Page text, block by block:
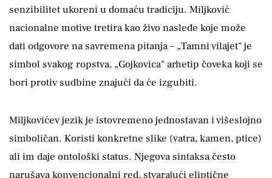
senzibilitet ukoreni u domaću tradiciju. Miljković
nacionalne motive tretira kao živo nasleđe koje može
dati odgovore na savremena pitanja – „Tamni vilajet" je
simbol svakog ropstva, „Gojkovica" arhetip čoveka koji se
bori protiv sudbine znajući da će izgubiti.
Miljkovićev jezik je istovremeno jednostavan i višeslojno
simboličan. Koristi konkretne slike (vatra, kamen, ptice)
ali im daje ontološki status. Njegova sintaksa često
narušava konvencionalni red, stvarajući eliptične